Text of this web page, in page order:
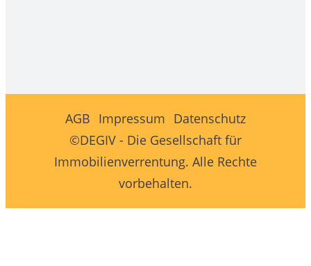
AGB Impressum Datenschutz
©DEGIV - Die Gesellschaft für
Immobilienverrentung. Alle Rechte
vorbehalten.